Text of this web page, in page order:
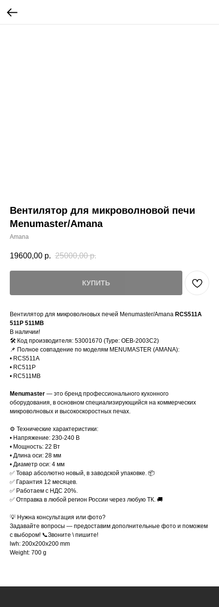
Вентилятор для микроволновой печи
Menumaster/Amana
Amana
19600,00 р. 25000,00 р.
КУПИТЬ
Вентилятор для микроволновых печей Menumaster/Amana RCS511A
511P 511MB
В наличии!
🛠️ Код производителя: 53001670 (Type: OEB-2003C2)
📌 Полное совпадение по моделям MENUMASTER (AMANA):
• RСS511A
• RС511P
• RС511MB
Menumaster — это бренд профессионального кухонного
оборудования, в основном специализирующийся на коммерческих
микроволновых и высокоскоростных печах.
⚙️ Технические характеристики:
• Напряжение: 230-240 В
• Мощность: 22 Вт
• Длина оси: 28 мм
• Диаметр оси: 4 мм
✅ Товар абсолютно новый, в заводской упаковке. 📦
✅ Гарантия 12 месяцев.
✅ Работаем с НДС 20%.
✅ Отправка в любой регион России через любую ТК. 🚚
💡 Нужна консультация или фото?
Задавайте вопросы — предоставим дополнительные фото и поможем
с выбором! 📞Звоните \ пишите!
lwh: 200x200x200 mm
Weight: 700 g